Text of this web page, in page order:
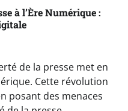
à l’Ère Numérique :
de la presse met en
Cette révolution
posant des menaces